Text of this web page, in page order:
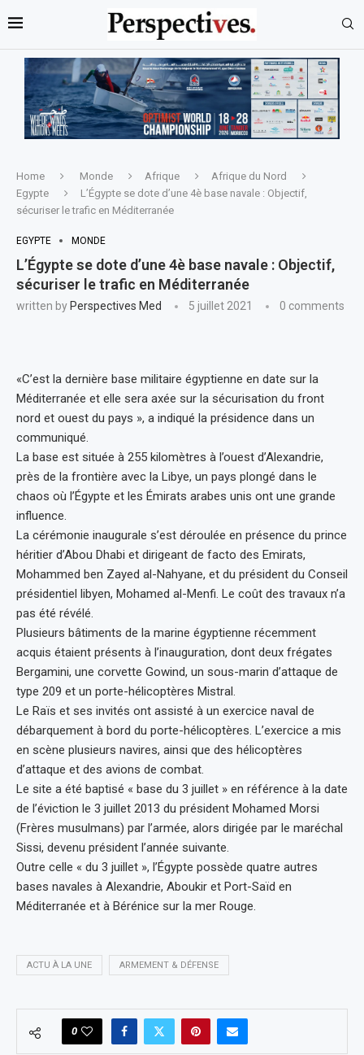
Home Monde Afrique
Afrique du Nord
Egypte
L’Égypte se dote d’une 4è base navale : Objectif,
sécuriser le trafic en Méditerranée
EGYPTE MONDE
L’Égypte se dote d’une 4è base navale : Objectif,
sécuriser le trafic en Méditerranée
written by Perspectives Med 5 juillet 2021 0 comments
«C’est la dernière base militaire égyptienne en date sur la
Méditerranée et elle sera axée sur la sécurisation du front
nord et ouest du pays », a indiqué la présidence dans un
communiqué.
La base est située à 255 kilomètres à l’ouest d’Alexandrie,
près de la frontière avec la Libye, un pays plongé dans le
chaos où l’Égypte et les Émirats arabes unis ont une grande
influence.
La cérémonie inaugurale s’est déroulée en présence du prince
héritier d’Abou Dhabi et dirigeant de facto des Emirats,
Mohammed ben Zayed al-Nahyane, et du président du Conseil
présidentiel libyen, Mohamed al-Menfi. Le coût des travaux n’a
pas été révélé.
Plusieurs bâtiments de la marine égyptienne récemment
acquis étaient présents à l’inauguration, dont deux frégates
Bergamini, une corvette Gowind, un sous-marin d’attaque de
type 209 et un porte-hélicoptères Mistral.
Le Raïs et ses invités ont assisté à un exercice naval de
débarquement à bord du porte-hélicoptères. L’exercice a mis
en scène plusieurs navires, ainsi que des hélicoptères
d’attaque et des avions de combat.
Le site a été baptisé « base du 3 juillet » en référence à la date
de l’éviction le 3 juillet 2013 du président Mohamed Morsi
(Frères musulmans) par l’armée, alors dirigée par le maréchal
Sissi, devenu président l’année suivante.
Outre celle « du 3 juillet », l’Égypte possède quatre autres
bases navales à Alexandrie, Aboukir et Port-Saïd en
Méditerranée et à Bérénice sur la mer Rouge.
ACTU À LA UNE ARMEMENT & DÉFENSE
0